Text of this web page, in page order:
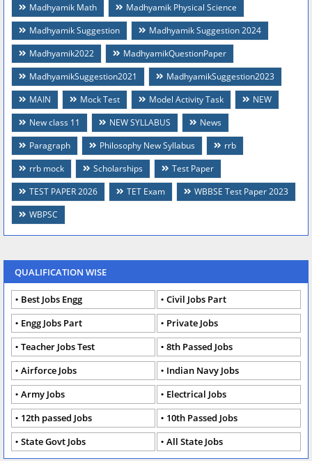
Madhyamik Math
Madhyamik Physical Science
Madhyamik Suggestion
Madhyamik Suggestion 2024
Madhyamik2022
MadhyamikQuestionPaper
MadhyamikSuggestion2021
MadhyamikSuggestion2023
MAIN
Mock Test Model Activity Task
NEW
New class 11
NEW SYLLABUS
News
Paragraph
Philosophy New Syllabus
rrb
rrb mock
Scholarships
Test Paper
TEST PAPER 2026
TET Exam
WBBSE Test Paper 2023
WBPSC
QUALIFICATION WISE
Best Jobs Engg
Civil Jobs Part
Engg Jobs Part
Private Jobs
Teacher Jobs Test
8th Passed Jobs
Airforce Jobs
Indian Navy Jobs
Army Jobs
Electrical Jobs
12th passed Jobs
10th Passed Jobs
State Govt Jobs
All State Jobs